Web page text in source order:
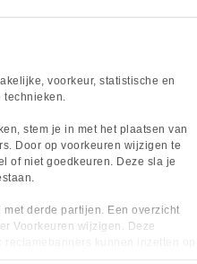
voorkeur, statistische en
stem je in met het plaatsen van
Door op voorkeuren wijzigen te
of niet goedkeuren. Deze sla je
derde partijen. Een overzicht
Voorkeuren wijzigen. Deze
zoals Starfield, Elden
2077 is aanzienlijk
op hoge instellingen
5090. Met deze kaarten
dat de framerates